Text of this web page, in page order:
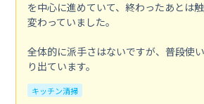
を中心に進めていて、終わったあとは
変わっていました。
全体的に派手さはないですが、普段使
り出ています。
キッチン清掃